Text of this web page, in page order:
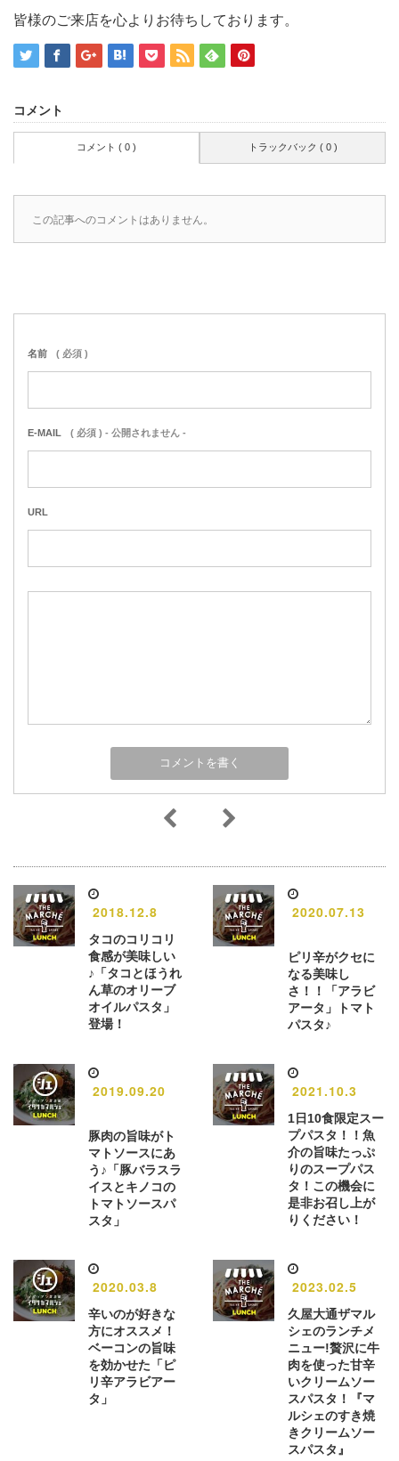
皆様のご来店を心よりお待ちしております。
コメント
コメント ( 0 ) トラックバック ( 0 )
この記事へのコメントはありません。
名前 ( 必須 )
E-MAIL ( 必須 ) - 公開されません -
URL
2018.12.8
タコのコリコリ
食感が美味しい
♪「タコとほうれ
ん草のオリーブ
オイルパスタ」
登場！
2020.07.13
ピリ辛がクセに
なる美味し
さ！！「アラビ
アータ」トマト
パスタ♪
2019.09.20
豚肉の旨味がト
マトソースにあ
う♪「豚バラスラ
イスとキノコの
トマトソースパ
スタ」
2021.10.3
1日10食限定スー
プパスタ！！魚
介の旨味たっぷ
りのスープパス
タ！この機会に
是非お召し上が
りください！
2020.03.8
辛いのが好きな
方にオススメ！
ベーコンの旨味
を効かせた「ピ
リ辛アラビアー
タ」
2023.02.5
久屋大通ザマル
シェのランチメ
ニュー!贅沢に牛
肉を使った甘辛
いクリームソー
スパスタ！『マ
ルシェのすき焼
きクリームソー
スパスタ』